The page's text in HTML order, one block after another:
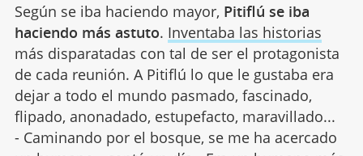
Según se iba haciendo mayor, Pitiflú se iba
haciendo más astuto. Inventaba las historias
más disparatadas con tal de ser el protagonista
de cada reunión. A Pitiflú lo que le gustaba era
dejar a todo el mundo pasmado, fascinado,
flipado, anonadado, estupefacto, maravillado...
- Caminando por el bosque, se me ha acercado